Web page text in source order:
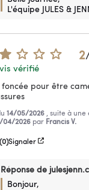
L'équipe JULES &
2
vérifié
pour être
14/05/2026 , suite à
04/2026 par Francis V.
Signaler
Réponse de
Bonjour,